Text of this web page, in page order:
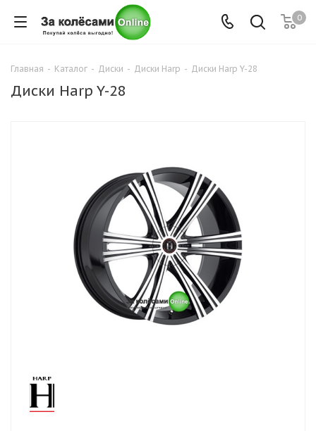
0
Главная - Каталог - Диски - Диски Harp - Диски Harp Y-28
Диски Harp Y-28